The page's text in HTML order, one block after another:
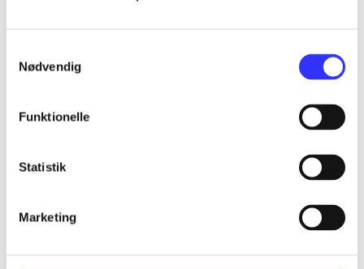
Nødvendig
Funktionelle
Statistik
Marketing